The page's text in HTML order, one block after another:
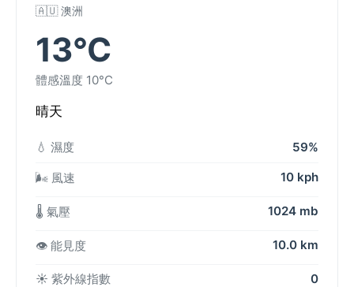
🇦🇺 澳洲
13°C
體感溫度 10°C
晴天
💧 濕度 59%
🌬️ 風速 10 kph
🌡️ 氣壓 1024 mb
👁️ 能見度 10.0 km
☀️ 紫外線指數 0